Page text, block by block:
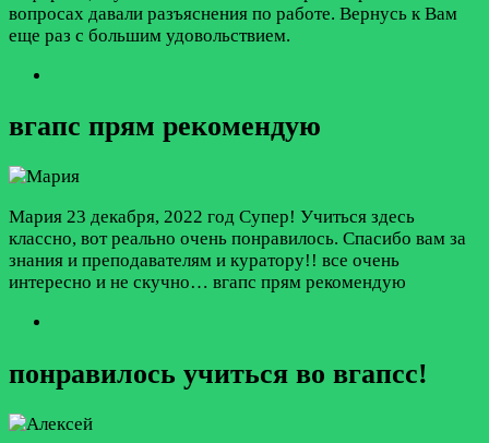
вопросах давали разъяснения по работе. Вернусь к Вам
еще раз с большим удовольствием.
вгапс прям рекомендую
Мария 23 декабря, 2022 год Супер! Учиться здесь
классно, вот реально очень понравилось. Спасибо вам за
знания и преподавателям и куратору!! все очень
интересно и не скучно… вгапс прям рекомендую
понравилось учиться во вгапсс!